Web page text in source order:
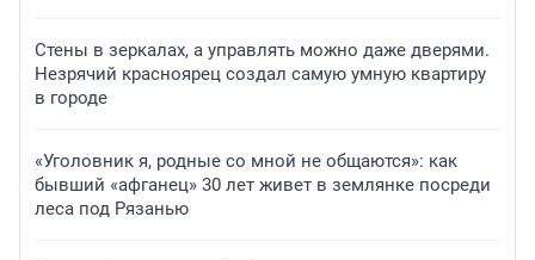
Стены в зеркалах, а управлять можно даже дверями.
Незрячий красноярец создал самую умную квартиру
в городе
«Уголовник я, родные со мной не общаются»: как
бывший «афганец» 30 лет живет в землянке посреди
леса под Рязанью